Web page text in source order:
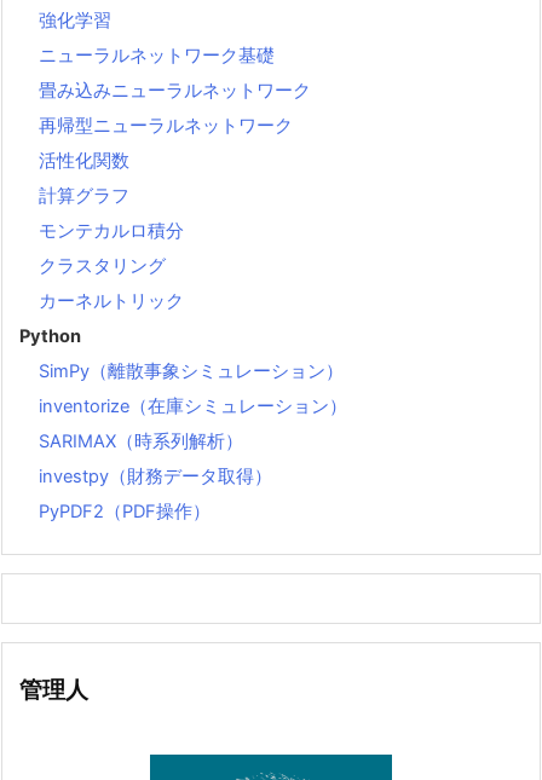
強化学習
ニューラルネットワーク基礎
畳み込みニューラルネットワーク
再帰型ニューラルネットワーク
活性化関数
計算グラフ
モンテカルロ積分
クラスタリング
カーネルトリック
Python
SimPy（離散事象シミュレーション）
inventorize（在庫シミュレーション）
SARIMAX（時系列解析）
investpy（財務データ取得）
PyPDF2（PDF操作）
管理人